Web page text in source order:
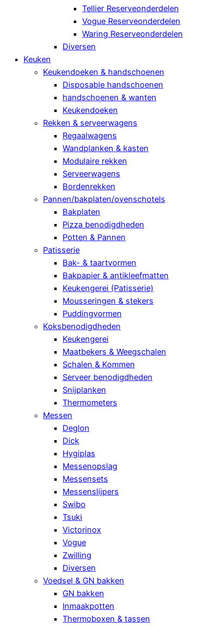
Tellier Reserveonderdelen
Vogue Reserveonderdelen
Waring Reserveonderdelen
Diversen
Keuken
Keukendoeken & handschoenen
Disposable handschoenen
handschoenen & wanten
Keukendoeken
Rekken & serveerwagens
Regaalwagens
Wandplanken & kasten
Modulaire rekken
Serveerwagens
Bordenrekken
Pannen/bakplaten/ovenschotels
Bakplaten
Pizza benodigdheden
Potten & Pannen
Patisserie
Bak- & taartvormen
Bakpapier & antikleefmatten
Keukengerei (Patisserie)
Mousseringen & stekers
Puddingvormen
Koksbenodigdheden
Keukengerei
Maatbekers & Weegschalen
Schalen & Kommen
Serveer benodigdheden
Snijplanken
Thermometers
Messen
Deglon
Dick
Hygiplas
Messenopslag
Messensets
Messenslijpers
Swibo
Tsuki
Victorinox
Vogue
Zwilling
Diversen
Voedsel & GN bakken
GN bakken
Inmaakpotten
Thermoboxen & tassen